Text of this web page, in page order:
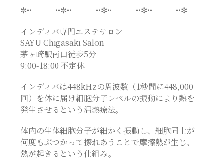
✼••┈┈┈••✼••┈┈┈••✼••┈┈┈••✼••┈┈┈••✼
インディバ専門エステサロン
SAYU Chigasaki Salon
茅ヶ崎駅南口徒歩5分
9:00-18:00 不定休
インディバは448kHzの周波数（1秒間に448,000
回）を体に届け細胞分子レベルの振動により熱を
発生させるという温熱療法。
体内の生体細胞分子が細かく振動し、細胞同士が
何度もぶつかって擦れあうことで摩擦熱が生じ、
熱が起きるという仕組み。